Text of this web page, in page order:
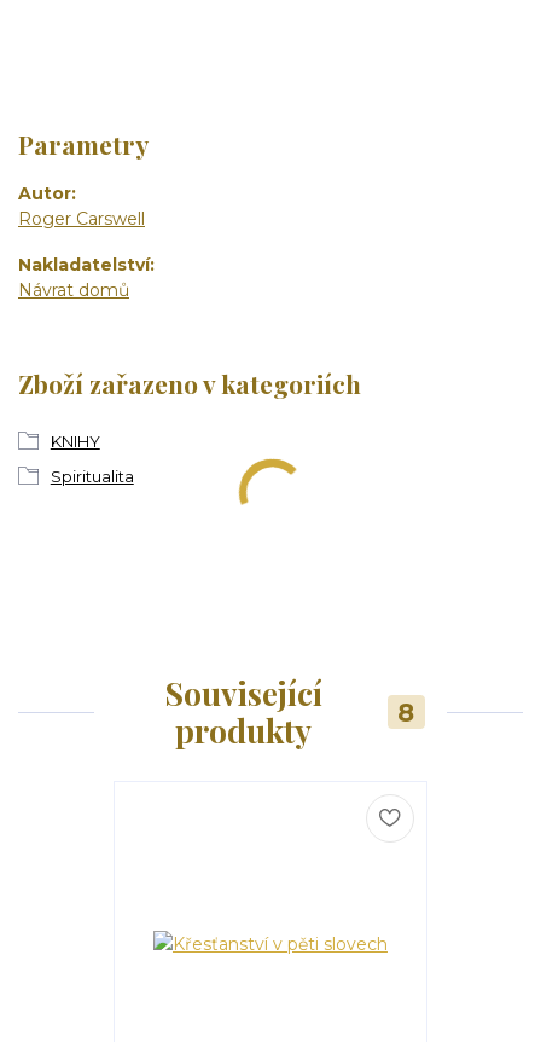
Parametry
Autor
Roger Carswell
Nakladatelství
Návrat domů
Zboží zařazeno v kategoriích
KNIHY
Spiritualita
Související
produkty
8